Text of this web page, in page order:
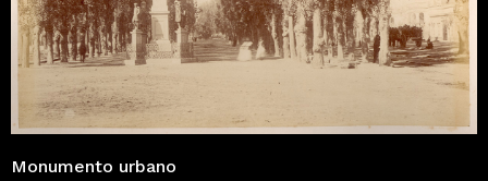
Monumento urbano